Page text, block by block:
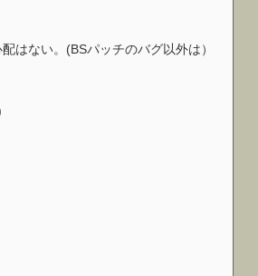
はない。(BSパッチのバグ以外は）